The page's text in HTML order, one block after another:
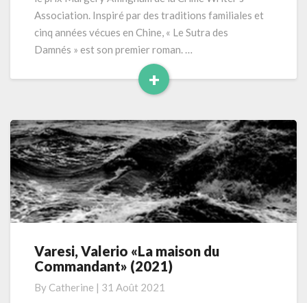
Association. Inspiré par des traditions familiales et
cinq années vécues en Chine, « Le Sutra des
Damnés » est son premier roman. …
+
Read
Varesi,
Valerio
maison
Varesi, Valerio «La maison du
Commandant» (2021)
By Catherine | 31 Août 2021